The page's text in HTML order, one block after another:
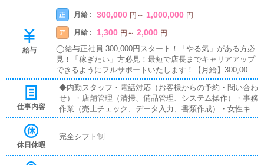
給与
正 月給 : 300,000 円 ～ 1,000,000 円
ア 月給 : 1,300 円 ～ 2,000 円
◯給与正社員 300,000円スタート！「やる気」がある方必
見！「稼ぎたい」方必見！最短で店長までキャリアアップ
できるようにフルサポートいたします！【月給】300,000
円+インセンティブ月給手取り40万〜50万円可
仕事内容
◆内勤スタッフ・電話対応（お客様からの予約・問い合わ
せ）・店舗管理（清掃、備品管理、システム操作）・事務
作業（売上チェック、データ入力、書類作成）・女性キャ
ストのサポート・相談対応・新人女性の指導・フォロー・
バー在籍キャストさんの送迎業務時間厳守、安全運転で目
休日休暇
完全シフト制